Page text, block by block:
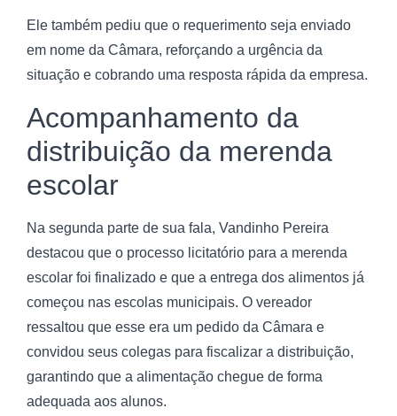
Ele também pediu que o requerimento seja enviado
em nome da Câmara, reforçando a urgência da
situação e cobrando uma resposta rápida da empresa.
Acompanhamento da
distribuição da merenda
escolar
Na segunda parte de sua fala, Vandinho Pereira
destacou que o processo licitatório para a merenda
escolar foi finalizado e que a entrega dos alimentos já
começou nas escolas municipais. O vereador
ressaltou que esse era um pedido da Câmara e
convidou seus colegas para fiscalizar a distribuição,
garantindo que a alimentação chegue de forma
adequada aos alunos.